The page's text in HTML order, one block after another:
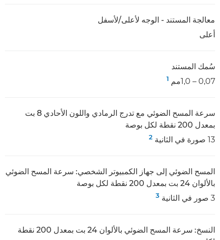
معالجة المستند - الوجه لأعلى/لأسفل
أعلى
سُمك المستند
0,07 – 1,0مم
1
سرعة المسح الضوئي مع تدرج الرمادي واللون الأحادي 8 بت
بمعدل 200 نقطة لكل بوصة
13 صورة في الثانية
2
المسح الضوئي إلى جهاز الكمبيوتر الشخصي: سرعة المسح الضوئي
بالألوان 24 بت بمعدل 200 نقطة لكل بوصة
3 صور في الثانية
3
النسخ: سرعة المسح الضوئي بالألوان 24 بت بمعدل 200 نقطة